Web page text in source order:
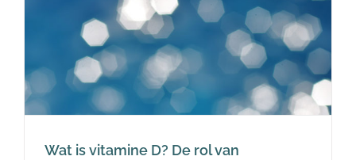
Wat is vitamine D? De rol van